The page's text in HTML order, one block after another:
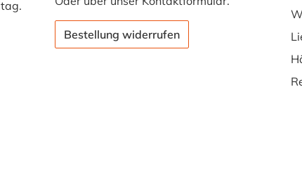
Bestellung widerrufen